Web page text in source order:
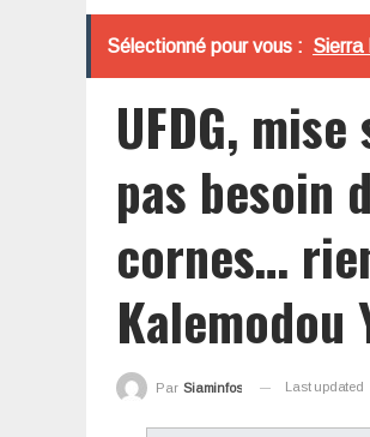
Sélectionné pour vous : Sierra
UFDG, mise
pas besoin
cornes…
Kalemodou
Par Siaminfos Last updated